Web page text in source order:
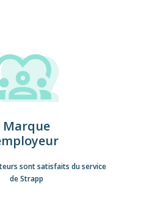
Marque
sont satisfaits du service
de Strapp